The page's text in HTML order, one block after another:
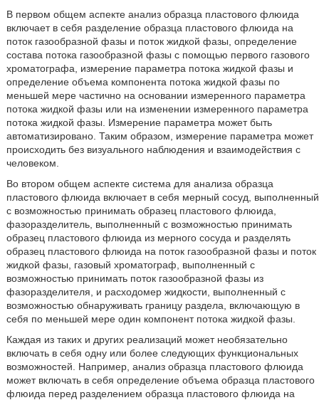
В первом общем аспекте анализ образца пластового флюида
включает в себя разделение образца пластового флюида на
поток газообразной фазы и поток жидкой фазы, определение
состава потока газообразной фазы с помощью первого газового
хроматографа, измерение параметра потока жидкой фазы и
определение объема компонента потока жидкой фазы по
меньшей мере частично на основании измеренного параметра
потока жидкой фазы или на изменении измеренного параметра
потока жидкой фазы. Измерение параметра может быть
автоматизировано. Таким образом, измерение параметра может
происходить без визуального наблюдения и взаимодействия с
человеком.
Во втором общем аспекте система для анализа образца
пластового флюида включает в себя мерный сосуд, выполненный
с возможностью принимать образец пластового флюида,
фазоразделитель, выполненный с возможностью принимать
образец пластового флюида из мерного сосуда и разделять
образец пластового флюида на поток газообразной фазы и поток
жидкой фазы, газовый хроматограф, выполненный с
возможностью принимать поток газообразной фазы из
фазоразделителя, и расходомер жидкости, выполненный с
возможностью обнаруживать границу раздела, включающую в
себя по меньшей мере один компонент потока жидкой фазы.
Каждая из таких и других реализаций может необязательно
включать в себя одну или более следующих функциональных
возможностей. Например, анализ образца пластового флюида
может включать в себя определение объема образца пластового
флюида перед разделением образца пластового флюида на